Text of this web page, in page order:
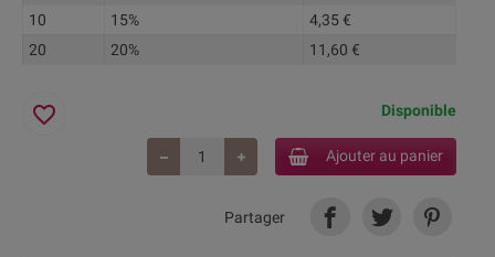
10
15%
4,35 €
20
20% 11,60 €
Disponible
Ajouter au panier
favorite_border
Partager